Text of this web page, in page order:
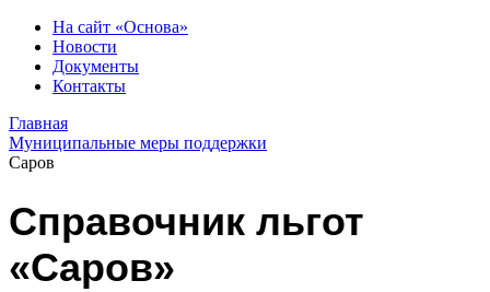
На сайт «Основа»
Новости
Документы
Контакты
Главная
Муниципальные меры поддержки
Саров
Справочник льгот
«Саров»